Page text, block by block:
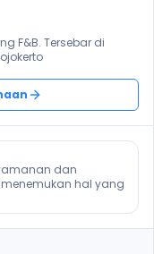
F&B. Tersebar di
dan
hal yang